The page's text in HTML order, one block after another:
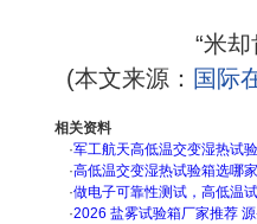
“米
(本文来源： 国际
相关资料
·军工航天高低温交变湿热试
·高低温交变湿热试验箱选哪
·做电子可靠性测试，高低温
·2026 盐雾试验箱厂家推荐